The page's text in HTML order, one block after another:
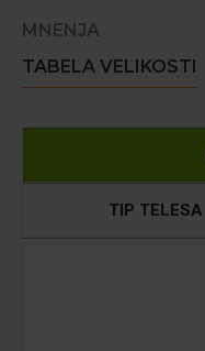
MNENJA
TABELA VELIKOSTI
TIP TELESA